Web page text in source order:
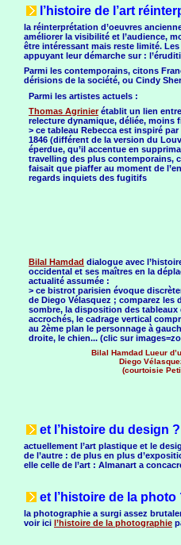
l’histoire de l’art
la réinterprétation d’oeuvres
améliorer la visibilité et l’audience,
être intéressant mais reste limité.
appuyant leur démarche sur :
Parmi les contemporains, citons
dérisions de la société, ou Cindy
Parmi les artistes actuels :
Thomas Agrinierétablit un lien
relecture dynamique, déliée, moins
> ce tableau Rebecca est inspiré par
1846 (différent de la version du
éperdue, qu’il accentue en
travelling des plus contemporains,
faisait que piaffer au moment de
regards inquiets des fugitifs
Bilal Hamdad dialogue avec
occidental et ses maîtres en la
actualité assumée :
> ce bistrot parisien évoque
de Diego Vélasquez ; comparez les
sombre, la disposition des tableaux
accrochés, le cadrage vertical
au 2ème plan le personnage à
droite, le chien... (clic sur
Bilal Hamdad Lueur
Diego
(courtoisie
et l’histoire du design ?
actuellement l’art plastique et le
de l’autre : de plus en plus
elle celle de l’art : Almanart a
et l’histoire de la photo
la photographie a surgi assez
voir ici l’histoire de la photographie